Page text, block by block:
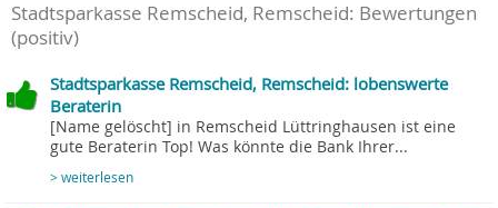
Stadtsparkasse Remscheid, Remscheid: Bewertungen
(positiv)
Stadtsparkasse Remscheid, Remscheid: lobenswerte
Beraterin
[Name gelöscht] in Remscheid Lüttringhausen ist eine
gute Beraterin Top! Was könnte die Bank Ihrer...
> weiterlesen